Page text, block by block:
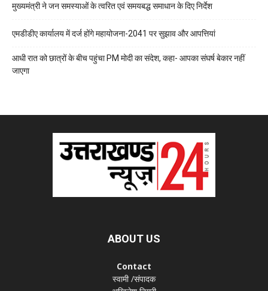
मुख्यमंत्री ने जन समस्याओं के त्वरित एवं समयबद्ध समाधान के दिए निर्देश
एमडीडीए कार्यालय में दर्ज होंगे महायोजना-2041 पर सुझाव और आपत्तियां
आधी रात को छात्रों के बीच पहुंचा PM मोदी का संदेश, कहा- आपका संघर्ष बेकार नहीं
जाएगा
ABOUT US
Contact
स्वामी /संपादक